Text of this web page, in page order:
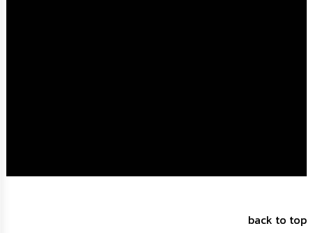
รู้
back to top